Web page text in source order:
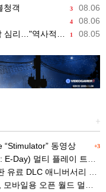
3 08.06
청객
4 08.06
1 08.05
적 사법평가"(종합)
+
+3
동영상
플레이 트레일러(XBSX/PC)
서리 확장팩, 8월 5일 판매 시작
드 멀티플레이 생존 크래프트